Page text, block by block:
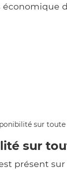
économique
sur
présent